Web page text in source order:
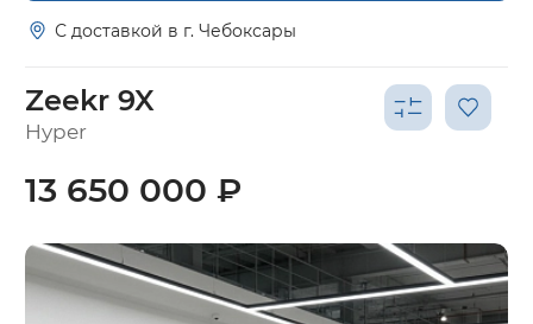
С доставкой в г. Чебоксары
Zeekr 9X
Hyper
13 650 000 ₽